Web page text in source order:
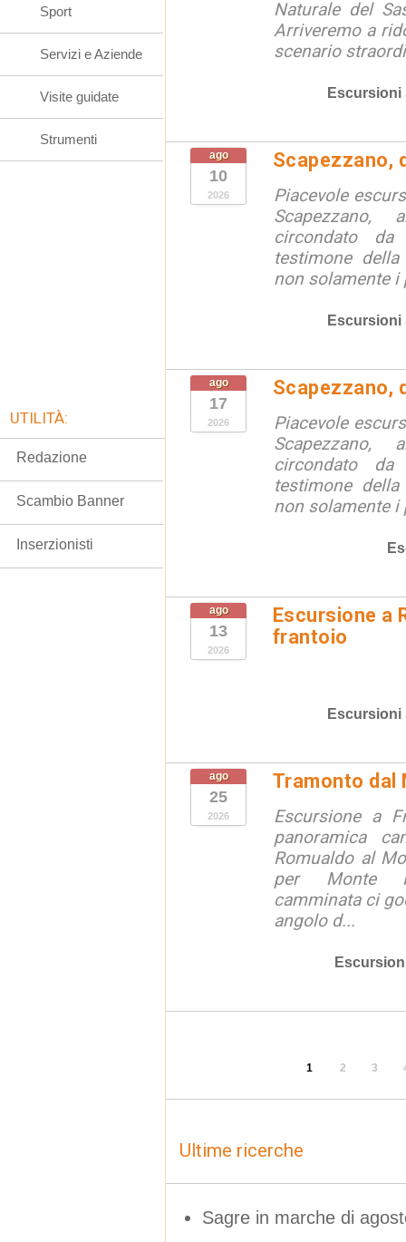
Naturale del
Arriveremo a
scenario
Escursioni
ago
10
2026
Scapezzano,
Piacevole
Scapezzano,
circondato
testimone
non solamente i
Escursioni
ago
17
2026
Scapezzano,
Piacevole
Scapezzano,
circondato
testimone
non solamente i
ago
13
2026
Escursione a
frantoio
Escursioni
ago
25
2026
Tramonto dal
Escursione a
panoramica
Romualdo al
per Monte
camminata ci
angolo d...
1 2 3
Ultime ricerche
Sagre in marche di
Sport
Servizi e Aziende
Visite guidate
Strumenti
UTILITÀ:
Redazione
Scambio Banner
Inserzionisti